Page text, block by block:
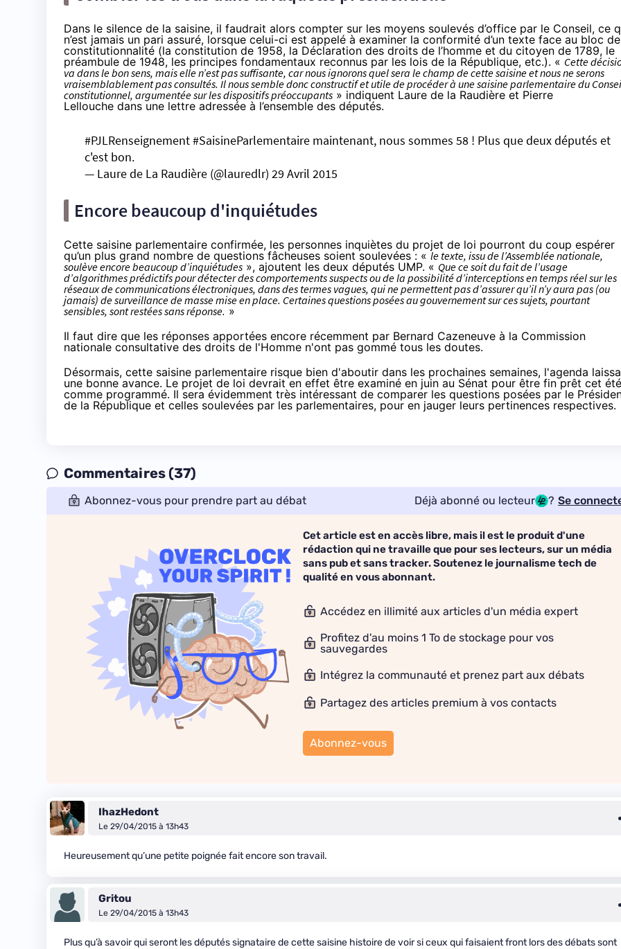
Dans le silence de la saisine, il faudrait alors compter sur les moyens soulevés d’office par le Conseil, ce
n’est jamais un pari assuré, lorsque celui-ci est appelé à examiner la conformité d’un texte face au bloc de
constitutionnalité (la constitution de 1958, la Déclaration des droits de l’homme et du citoyen de 1789, le
préambule de 1948, les principes fondamentaux reconnus par les lois de la République, etc.). « Cette
va dans le bon sens, mais elle n’est pas suffisante, car nous ignorons quel sera le champ de cette saisine et nous ne serons
vraisemblablement pas consultés. Il nous semble donc constructif et utile de procéder à une saisine parlementaire du
constitutionnel, argumentée sur les dispositifs préoccupants » indiquent Laure de la Raudière et Pierre
Lellouche dans une lettre adressée à l’ensemble des députés.
#PJLRenseignement#SaisineParlementaire maintenant, nous sommes 58 ! Plus que deux députés et
c'est bon.
— Laure de La Raudière (@lauredlr) 29 Avril 2015
Encore beaucoup d'inquiétudes
Cette saisine parlementaire confirmée, les personnes inquiètes du projet de loi pourront du coup espérer
qu’un plus grand nombre de questions fâcheuses soient soulevées : « le texte, issu de l’Assemblée nationale,
soulève encore beaucoup d’inquiétudes », ajoutent les deux députés UMP. « Que ce soit du fait de l’usage
d’algorithmes prédictifs pour détecter des comportements suspects ou de la possibilité d’interceptions en temps réel sur les
réseaux de communications électroniques, dans des termes vagues, qui ne permettent pas d’assurer qu’il n’y aura pas (ou
jamais) de surveillance de masse mise en place. Certaines questions posées au gouvernement sur ces sujets, pourtant
sensibles, sont restées sans réponse. »
Il faut dire que les réponses apportées encore récemment par Bernard Cazeneuve à la Commission
nationale consultative des droits de l'Homme n'ont pas gommé tous les doutes.
Désormais, cette saisine parlementaire risque bien d'aboutir dans les prochaines semaines, l'agenda
une bonne avance. Le projet de loi devrait en effet être examiné en juin au Sénat pour être fin prêt cet
comme programmé. Il sera évidemment très intéressant de comparer les questions posées par le
de la République et celles soulevées par les parlementaires, pour en jauger leurs pertinences respectives.
Commentaires (37)
Abonnez-vous pour prendre part au débat Déjà abonné ou lecteur ? Se
Cet article est en accès libre, mais il est le produit d'une
rédaction qui ne travaille que pour ses lecteurs, sur un média
sans pub et sans tracker. Soutenez le journalisme tech de
qualité en vous abonnant.
Accédez en illimité aux articles d'un média expert
Profitez d'au moins 1 To de stockage pour vos
sauvegardes
Intégrez la communauté et prenez part aux débats
Partagez des articles premium à vos contacts
Abonnez-vous
IhazHedont
Le 29/04/2015 à 13h43
Heureusement qu’une petite poignée fait encore son travail.
Gritou
Le 29/04/2015 à 13h43
Plus qu’à savoir qui seront les députés signataire de cette saisine histoire de voir si ceux qui faisaient front lors des débats sont